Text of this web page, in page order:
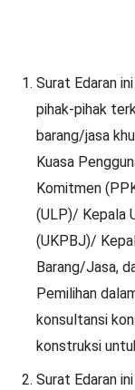
Surat Edaran
pihak-pihak
barang/jasa
Kuasa
Komitmen
(ULP)/ Kepala
(UKPBJ)/
Barang/Jasa,
Pemilihan
konsultansi
konstruksi
Surat Edaran